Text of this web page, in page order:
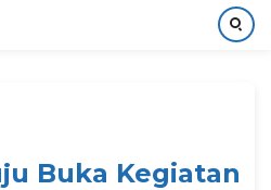
Buka Kegiatan